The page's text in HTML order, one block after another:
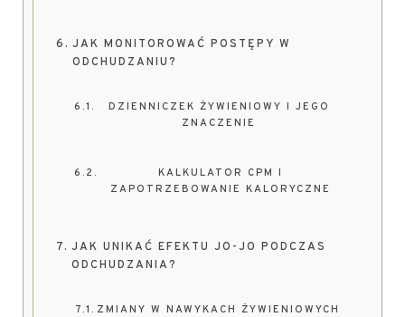
JAK MONITOROWAĆ POSTĘPY W
ODCHUDZANIU?
DZIENNICZEK ŻYWIENIOWY I JEGO
ZNACZENIE
KALKULATOR CPM I
ZAPOTRZEBOWANIE KALORYCZNE
JAK UNIKAĆ EFEKTU JO-JO PODCZAS
ODCHUDZANIA?
ZMIANY W NAWYKACH ŻYWIENIOWYCH